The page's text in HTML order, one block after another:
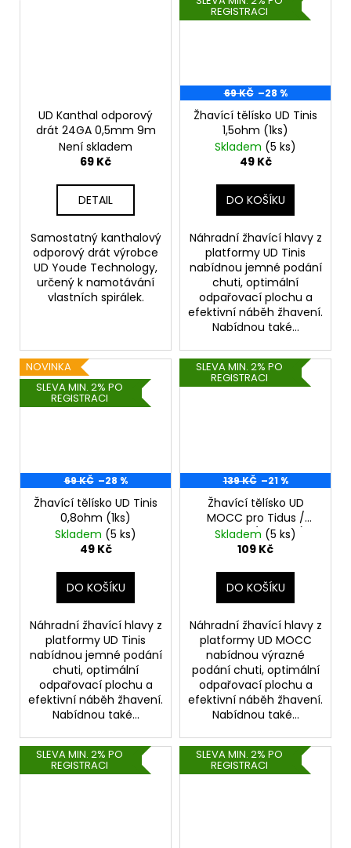
UD Kanthal odporový
drát 24GA 0,5mm 9m
Není skladem
69 Kč
DETAIL
Samostatný kanthalový
odporový drát výrobce
UD Youde Technology,
určený k namotávání
vlastních spirálek.
REGISTRACI
69 KČ –28 %
Žhavící tělísko UD Tinis
1,5ohm (1ks)
Skladem (5 ks)
49 Kč
DO KOŠÍKU
Náhradní žhavící hlavy z
platformy UD Tinis
nabídnou jemné podání
chuti, optimální
odpařovací plochu a
efektivní náběh žhavení.
Nabídnou také...
NOVINKA
SLEVA MIN. 2% PO
REGISTRACI
69 KČ –28 %
Žhavící tělísko UD Tinis
0,8ohm (1ks)
Skladem (5 ks)
49 Kč
DO KOŠÍKU
Náhradní žhavící hlavy z
platformy UD Tinis
nabídnou jemné podání
chuti, optimální
odpařovací plochu a
efektivní náběh žhavení.
Nabídnou také...
SLEVA MIN. 2% PO
REGISTRACI
139 KČ –21 %
Žhavící tělísko UD
MOCC pro Tidus /
Mesmer (0,5ohm)
(1ks)
Skladem (5 ks)
109 Kč
DO KOŠÍKU
Náhradní žhavící hlavy z
platformy UD MOCC
nabídnou výrazné
podání chuti, optimální
odpařovací plochu a
efektivní náběh žhavení.
Nabídnou také...
SLEVA MIN. 2% PO
REGISTRACI
SLEVA MIN. 2% PO
REGISTRACI